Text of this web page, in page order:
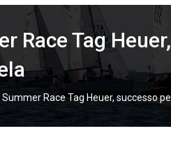
Race Tag
Summer Race Tag Heuer, successo